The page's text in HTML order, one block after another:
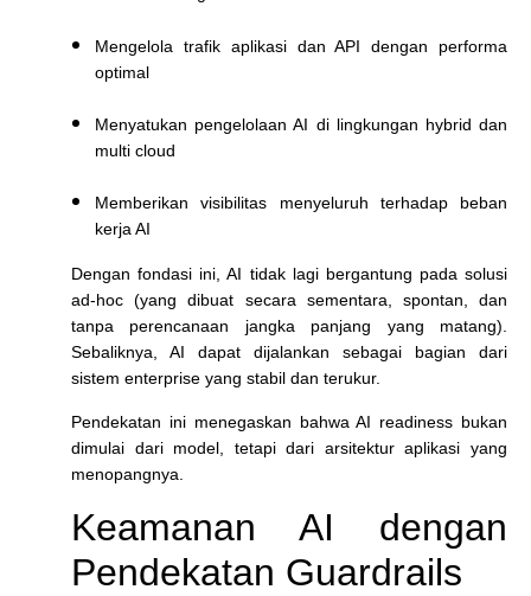
Mengelola trafik aplikasi dan API dengan performa
optimal
Menyatukan pengelolaan AI di lingkungan hybrid dan
multi cloud
Memberikan visibilitas menyeluruh terhadap beban
kerja AI
Dengan fondasi ini, AI tidak lagi bergantung pada solusi
ad-hoc (yang dibuat secara sementara, spontan, dan
tanpa perencanaan jangka panjang yang matang).
Sebaliknya, AI dapat dijalankan sebagai bagian dari
sistem enterprise yang stabil dan terukur.
Pendekatan ini menegaskan bahwa AI readiness bukan
dimulai dari model, tetapi dari arsitektur aplikasi yang
menopangnya.
Keamanan AI dengan
Pendekatan Guardrails